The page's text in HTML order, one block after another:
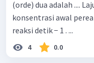
(orde) dua adalah .... Laju reaksi berbanding lurus dengan
konsentrasi awal pereaksi. Mempunyai satuan
reaksi detik − 1 . ...
4 0.0